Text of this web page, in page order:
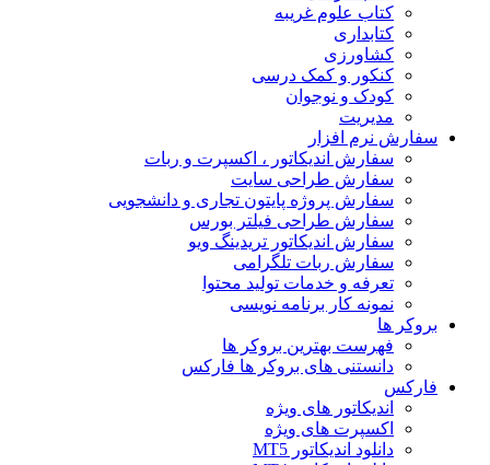
کتاب علوم غریبه
کتابداری
کشاورزی
کنکور و کمک‌ درسی
کودک و نوجوان
مدیریت
سفارش نرم افزار
سفارش اندیکاتور ، اکسپرت و ربات
سفارش طراحی سایت
سفارش پروژه پایتون تجاری و دانشجویی
سفارش طراحی فیلتر بورس
سفارش اندیکاتور تریدینگ ویو
سفارش ربات تلگرامی
تعرفه و خدمات تولید محتوا
نمونه کار برنامه نویسی
بروکر ها
فهرست بهترین بروکر ها
دانستنی های بروکر ها فارکس
فارکس
اندیکاتور های ویژه
اکسپرت های ویژه
دانلود اندیکاتور MT5